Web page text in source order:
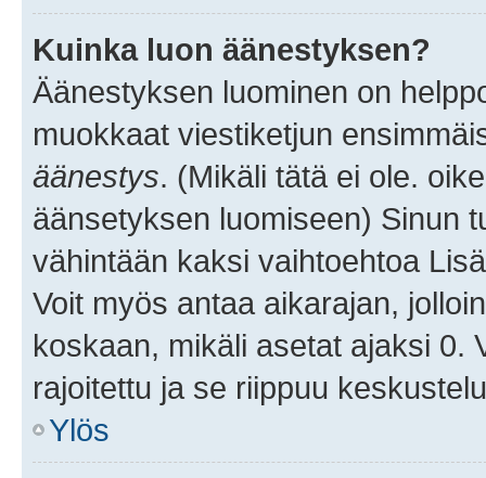
Kuinka luon äänestyksen?
Äänestyksen luominen on
muokkaat viestiketjun
äänestys. (Mikäli tätä ei ole.
äänsetyksen luomiseen) Sinun
vähintään kaksi vaihtoehtoa
Voit myös antaa aikarajan,
koskaan, mikäli asetat ajaksi 0.
rajoitettu ja se riippuu
Ylös